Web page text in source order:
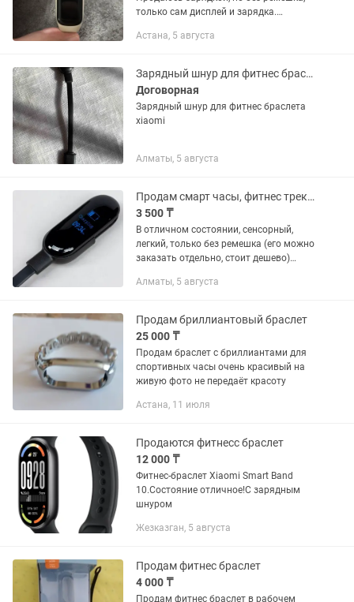
только сам дисплей и зарядка.
отдельно Продаю потому что не
Астана, 5 августа
Зарядный шнур для фитнес браслета xiaomi
Договорная
Зарядный шнур для фитнес браслета
xiaomi
Алматы, 5 августа
Продам смарт часы, фитнес трекер Mi Band 3
3 500 ₸
В отличном состоянии, сенсорный,
легкий, только без ремешка (его можно
заказать отдельно, стоит дешево)
Алматы, 5 августа
Продам бриллиантовый браслет
25 000 ₸
Продам браслет с бриллиантами для
спортивных часы очень красивый на
живую фото не передаёт красоту
Астана, 11 июля
Продаются фитнесс браслет
12 000 ₸
Фитнес-браслет Xiaomi Smart Band
10.Состояние отличное!С зарядным
шнуром
Жезказган, 5 августа
Продам фитнес браслет
4 000 ₸
Продам фитнес браслет в рабочем